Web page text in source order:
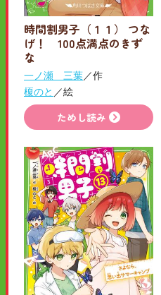
時間割男子（１１） つな
げ！ 100点満点のきず
な
一ノ瀬 三葉／作
榎のと ／絵
ためし読み